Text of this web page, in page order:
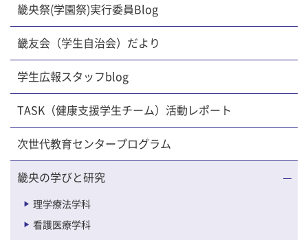
畿央祭(学園祭)実行委員Blog
畿友会（学生自治会）だより
学生広報スタッフblog
TASK（健康支援学生チーム）活動レポート
次世代教育センタープログラム
畿央の学びと研究
理学療法学科
看護医療学科